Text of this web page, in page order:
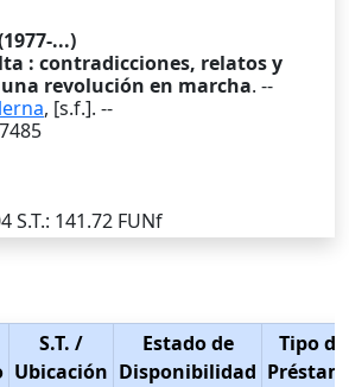
...)
: contradicciones, relatos y
revolución en marcha. --
, [s.f.]. --
S.T.: 141.72 FUNf
S.T. /
Ubicación
Estado de
Disponibilidad
Tipo de